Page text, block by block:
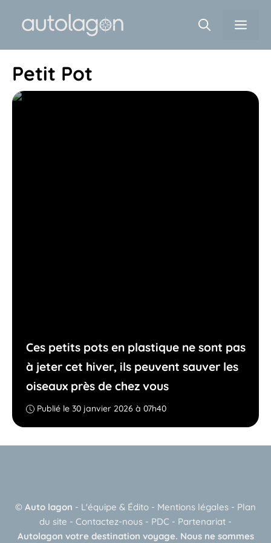
Petit Pot
Ces petits pots en plastique ne sont pas
à jeter cet hiver, ils peuvent sauver les
oiseaux près de chez vous
Publié le 30 janvier 2026 à 07h40
© Auto lagon - L'équipe & Édito - Mentions légales - Plan
du site - Contactez-nous - PDC - Partenariat -
Autolagon votre destination voyage. Nous ne sommes